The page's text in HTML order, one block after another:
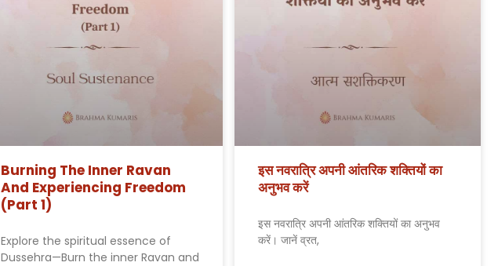
Burning The Inner Ravan
And Experiencing Freedom
(Part 1)
Explore the spiritual essence of
Dussehra—Burn the inner Ravan and
इस नवरात्रि अपनी आंतरिक शक्तियों का
अनुभव करें
इस नवरात्रि अपनी आंतरिक शक्तियों का अनुभव
करें। जानें व्रत,